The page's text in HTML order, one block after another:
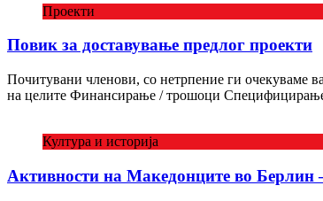
Проекти
Повик за доставување предлог проекти
Почитувани членови, со нетрпение ги очекуваме
на целите Финансирање / трошоци
Култура и историја
Активности на Македонците во Берлин